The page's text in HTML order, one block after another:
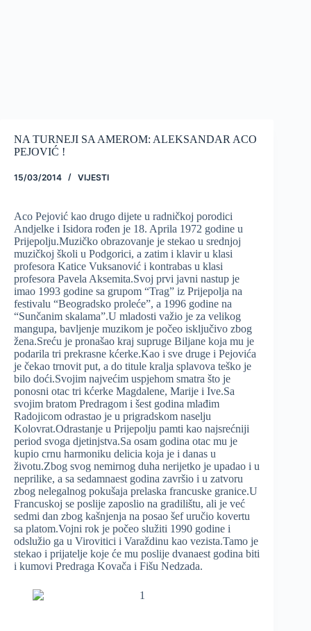
NA TURNEJI SA AMEROM: ALEKSANDAR ACO
PEJOVIĆ !
15/03/2014 VIJESTI
Aco Pejović kao drugo dijete u radničkoj porodici
Andjelke i Isidora rođen je 18. Aprila 1972 godine u
Prijepolju.Muzičko obrazovanje je stekao u srednjoj
muzičkoj školi u Podgorici, a zatim i klavir u klasi
profesora Katice Vuksanović i kontrabas u klasi
profesora Pavela Aksemita.Svoj prvi javni nastup je
imao 1993 godine sa grupom “Trag” iz Prijepolja na
festivalu “Beogradsko proleće”, a 1996 godine na
“Sunčanim skalama”.U mladosti važio je za velikog
mangupa, bavljenje muzikom je počeo isključivo zbog
žena.Sreću je pronašao kraj supruge Biljane koja mu je
podarila tri prekrasne kćerke.Kao i sve druge i Pejovića
je čekao trnovit put, a do titule kralja splavova teško je
bilo doći.Svojim najvećim uspjehom smatra što je
ponosni otac tri kćerke Magdalene, Marije i Ive.Sa
svojim bratom Predragom i šest godina mlađim
Radojicom odrastao je u prigradskom naselju
Kolovrat.Odrastanje u Prijepolju pamti kao najsrećniji
period svoga djetinjstva.Sa osam godina otac mu je
kupio crnu harmoniku delicia koja je i danas u
životu.Zbog svog nemirnog duha nerijetko je upadao i u
neprilike, a sa sedamnaest godina završio i u zatvoru
zbog nelegalnog pokušaja prelaska francuske granice.U
Francuskoj se poslije zaposlio na gradilištu, ali je već
sedmi dan zbog kašnjenja na posao šef uručio kovertu
sa platom.Vojni rok je počeo služiti 1990 godine i
odslužio ga u Virovitici i Varaždinu kao vezista.Tamo je
stekao i prijatelje koje će mu poslije dvanaest godina biti
i kumovi Predraga Kovača i Fišu Nedzada.